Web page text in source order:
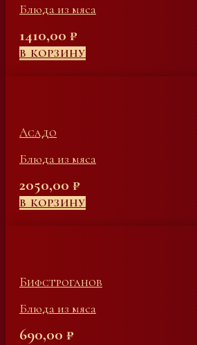
Блюда из мяса
1410,00 ₽
В КОРЗИНУ
Асадо
Блюда из мяса
2050,00 ₽
В КОРЗИНУ
Бифстроганов
Блюда из мяса
690,00 ₽